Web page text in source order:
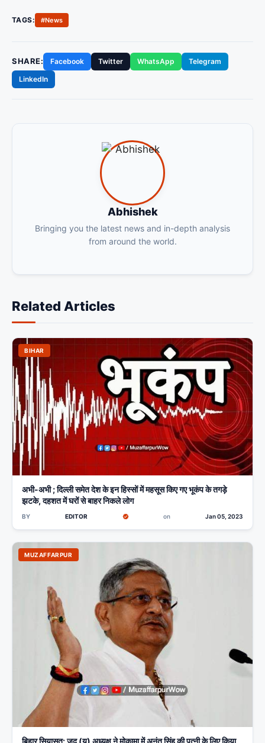
TAGS: #News
SHARE: Facebook Twitter WhatsApp
Telegram
LinkedIn
Abhishek
Bringing you the latest news and in-depth analysis
from around the world.
Related Articles
BIHAR
अभी-अभी ; दिल्ली समेत देश के इन हिस्सों में महसूस किए गए भूकंप के तगड़े
झटके, दहशत में घरों से बाहर निकले लोग
BY EDITOR on Jan 05, 2023
MUZAFFARPUR